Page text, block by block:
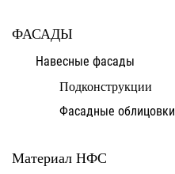
ФАСАДЫ
Навесные фасады
Подконструкции
Фасадные облицовки
Материал НФС